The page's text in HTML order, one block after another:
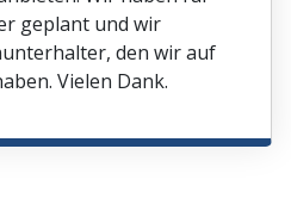
geplant und wir
den wir auf
Vielen Dank.